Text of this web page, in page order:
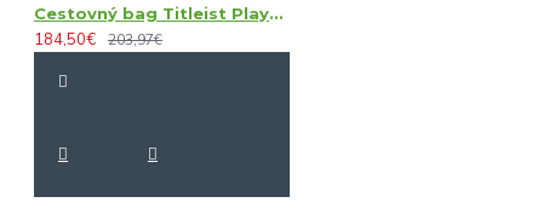
Cestovný bag Titleist Players
184,50€ 203,97€